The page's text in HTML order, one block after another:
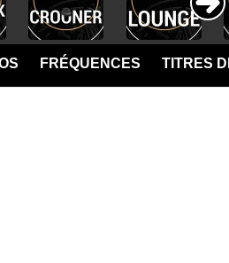
FRÉQUENCES TITRES